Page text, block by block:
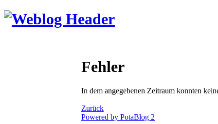
Fehler
In dem angegebenen Zeitraum konnten
Zurück
Powered by PotaBlog 2